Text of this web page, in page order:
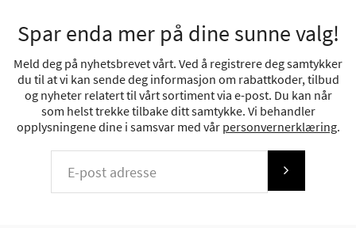
Spar enda mer på dine sunne valg!
Meld deg på nyhetsbrevet vårt. Ved å registrere deg samtykker
du til at vi kan sende deg informasjon om rabattkoder, tilbud
og nyheter relatert til vårt sortiment via e-post. Du kan når
som helst trekke tilbake ditt samtykke. Vi behandler
opplysningene dine i samsvar med vår personvernerklæring.